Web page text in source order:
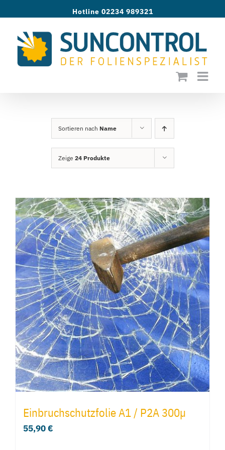
springen
Hotline 02234 989321
Sortieren nach Name
Zeige 24 Produkte
Einbruchschutzfolie A1 / P2A 300µ
55,90€